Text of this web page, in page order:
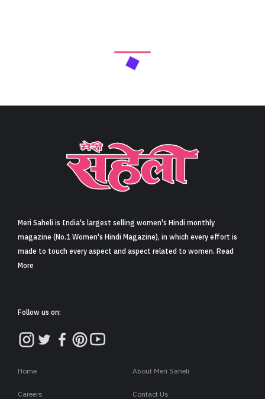
Meri Saheli is India's largest selling women's Hindi monthly
magazine (No.1 Women's Hindi Magazine), in which every effort is
made to touch every aspect and aspect related to women. Read
More
Follow us on:
Home About Meri Saheli
Careers Contact Us